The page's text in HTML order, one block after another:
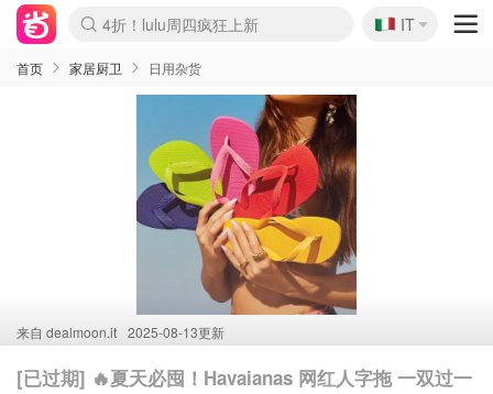
Boticinal 夏促开抢！
4折！lulu周四疯狂上新
速领！Stanley独家85折
Zalando 奥莱闪促！每日更新
🇮🇹
IT
首页 家居厨卫 日用杂货
来自 dealmoon.it 2025-08-13更新
[已过期] 🔥夏天必囤！Havaianas 网红人字拖 一双过一